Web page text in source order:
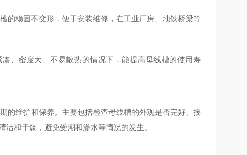
的稳固不变形，便于安装维修，在工业厂房、地铁桥梁等
、密度大、不易散热的情况下，能提高母线槽的使用寿
的维护和保养。主要包括检查母线槽的外观是否完好、接
和干燥，避免受潮和渗水等情况的发生。